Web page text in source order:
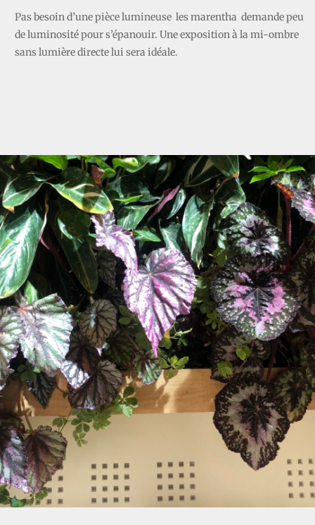
Pas besoin d’une pièce lumineuse les marentha demande peu
de luminosité pour s’épanouir. Une exposition à la mi-ombre
sans lumière directe lui sera idéale.